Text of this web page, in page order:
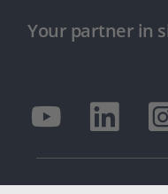
Your partner in